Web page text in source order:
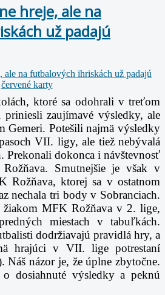
hreje, ale na
už padajú
ktoré sa odohrali v treťom
priniesli zaujímavé výsledky, ale
Gemeri. Potešili najmä výsledky
VII. ligy, ale tiež nebývalá
Prekonali dokonca i návštevnosť
Smutnejšie je však v
Rožňava, ktorej sa v ostatnom
nechala tri body v Sobranciach.
žiakom MFK Rožňava v 2. lige,
miestach v tabuľkách.
dodržiavajú pravidlá hry, a
hrajúci v VII. lige potrestaní
Náš názor je, že úplne zbytočne.
dosiahnuté výsledky a peknú